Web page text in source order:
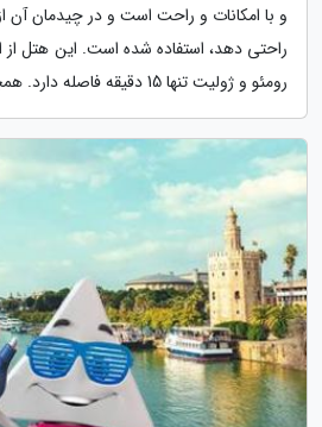
و با امکانات و راحت است و در چیدمان
راحتی دهد، استفاده شده است. این هتل از
رومئو و ژولیت تنها 15 دقیقه فاصله دارد. همچنین...